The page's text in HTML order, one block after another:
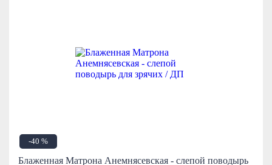
-40 %
Блаженная Матрона Анемнясевская - слепой поводырь